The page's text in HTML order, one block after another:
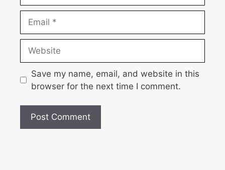
Save my name, email, and website in this
browser for the next time I comment.